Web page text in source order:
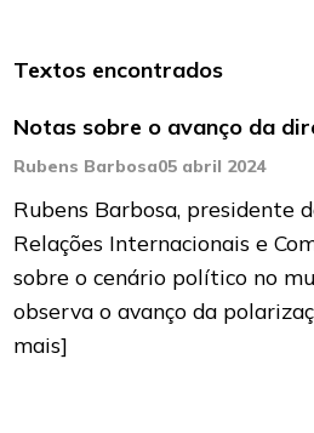
Textos encontrados
Notas sobre o avanço da
Rubens Barbosa05 abril 2024
Rubens Barbosa, presidente
Relações Internacionais e
sobre o cenário político no
observa o avanço da
mais]